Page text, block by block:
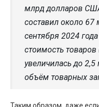
млрд долларов
составил около 67
сентября 2024
стоимость
увеличилась до
объём товарных